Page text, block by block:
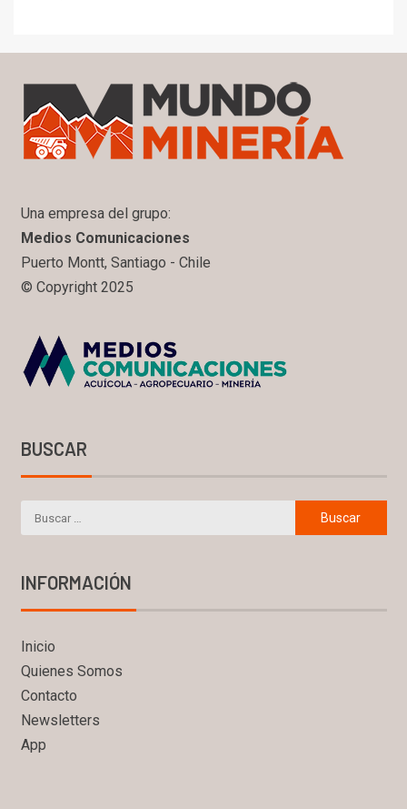
Una empresa del grupo:
Medios Comunicaciones
Puerto Montt, Santiago - Chile
© Copyright 2025
BUSCAR
INFORMACIÓN
Inicio
Quienes Somos
Contacto
Newsletters
App